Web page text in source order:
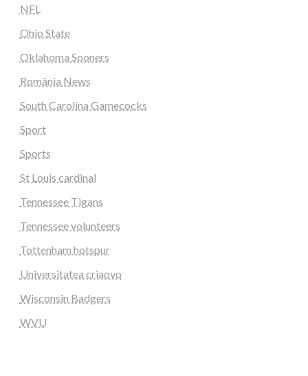
NFL
Ohio State
Oklahoma Sooners
România News
South Carolina Gamecocks
Sport
Sports
St Louis cardinal
Tennessee Tigans
Tennessee volunteers
Tottenham hotspur
Universitatea criaovo
Wisconsin Badgers
WVU